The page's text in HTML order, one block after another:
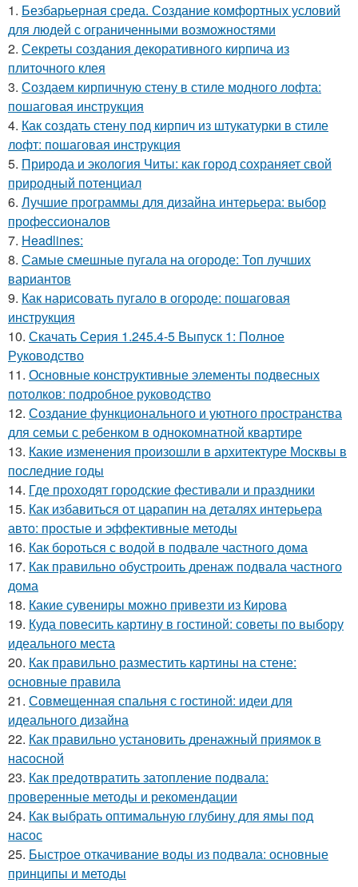
1. Безбарьерная среда. Создание комфортных условий
для людей с ограниченными возможностями
2. Секреты создания декоративного кирпича из
плиточного клея
3. Создаем кирпичную стену в стиле модного лофта:
пошаговая инструкция
4. Как создать стену под кирпич из штукатурки в стиле
лофт: пошаговая инструкция
5. Природа и экология Читы: как город сохраняет свой
природный потенциал
6. Лучшие программы для дизайна интерьера: выбор
профессионалов
7. Headlines:
8. Самые смешные пугала на огороде: Топ лучших
вариантов
9. Как нарисовать пугало в огороде: пошаговая
инструкция
10. Скачать Серия 1.245.4-5 Выпуск 1: Полное
Руководство
11. Основные конструктивные элементы подвесных
потолков: подробное руководство
12. Создание функционального и уютного пространства
для семьи с ребенком в однокомнатной квартире
13. Какие изменения произошли в архитектуре Москвы в
последние годы
14. Где проходят городские фестивали и праздники
15. Как избавиться от царапин на деталях интерьера
авто: простые и эффективные методы
16. Как бороться с водой в подвале частного дома
17. Как правильно обустроить дренаж подвала частного
дома
18. Какие сувениры можно привезти из Кирова
19. Куда повесить картину в гостиной: советы по выбору
идеального места
20. Как правильно разместить картины на стене:
основные правила
21. Совмещенная спальня с гостиной: идеи для
идеального дизайна
22. Как правильно установить дренажный приямок в
насосной
23. Как предотвратить затопление подвала:
проверенные методы и рекомендации
24. Как выбрать оптимальную глубину для ямы под
насос
25. Быстрое откачивание воды из подвала: основные
принципы и методы